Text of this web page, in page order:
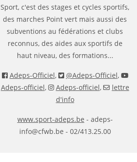
Sport, c'est des stages et cycles sportifs,
des marches Point vert mais aussi des
subventions au fédérations et clubs
reconnus, des aides aux sportifs de
haut niveau, des formations...
Adeps-Officiel, @Adeps-Officiel,
Adeps-officiel, Adeps-officiel,
lettre
d'info
www.sport-adeps.be - adeps-
info@cfwb.be - 02/413.25.00